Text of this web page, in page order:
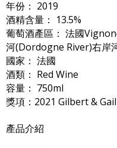
年份： 2019
酒精含量： 13.5%
葡萄酒產區： 法國
河(Dordogne River)右岸
國家： 法國
酒類： Red Wine
容量： 750ml
獎項：2021 Gilbert &
產品介紹